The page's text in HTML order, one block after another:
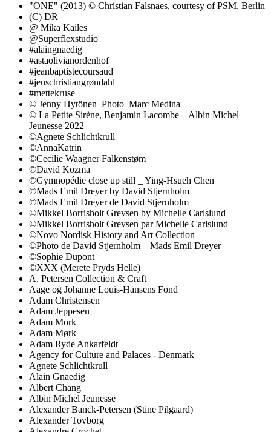
"ONE" (2013) © Christian Falsnaes, courtesy of PSM, Berlin
(C) DR
@ Mika Kailes
@Superflexstudio
#alaingnaedig
#astaolivianordenhof
#jeanbaptistecoursaud
#jenschristiangrøndahl
#mettekruse
© Jenny Hytönen_Photo_Marc Medina
© La Petite Sirène, Benjamin Lacombe – Albin Michel
Jeunesse 2022
©Agnete Schlichtkrull
©AnnaKatrin
©Cecilie Waagner Falkenstøm
©David Kozma
©Gymnopédie close up still _ Ying-Hsueh Chen
©Mads Emil Dreyer by David Stjernholm
©Mads Emil Dreyer de David Stjernholm
©Mikkel Borrisholt Grevsen by Michelle Carlslund
©Mikkel Borrisholt Grevsen par Michelle Carlslund
©Novo Nordisk History and Art Collection
©Photo de David Stjernholm _ Mads Emil Dreyer
©Sophie Dupont
©XXX (Merete Pryds Helle)
A. Petersen Collection & Craft
Aage og Johanne Louis-Hansens Fond
Adam Christensen
Adam Jeppesen
Adam Mork
Adam Mørk
Adam Ryde Ankarfeldt
Agency for Culture and Palaces - Denmark
Agnete Schlichtkrull
Alain Gnaedig
Albert Chang
Albin Michel Jeunesse
Alexander Banck-Petersen (Stine Pilgaard)
Alexander Tovborg